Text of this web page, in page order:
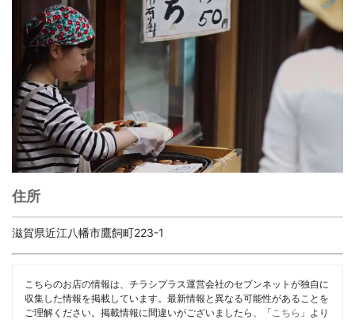
住所
滋賀県近江八幡市鷹飼町223-1
こちらのお店の情報は、チラシプラス運営会社のセブンネットが独自に
収集した情報を掲載しています。最新情報と異なる可能性があることを
ご理解ください。掲載情報に間違いがございましたら、「 こちら 」より